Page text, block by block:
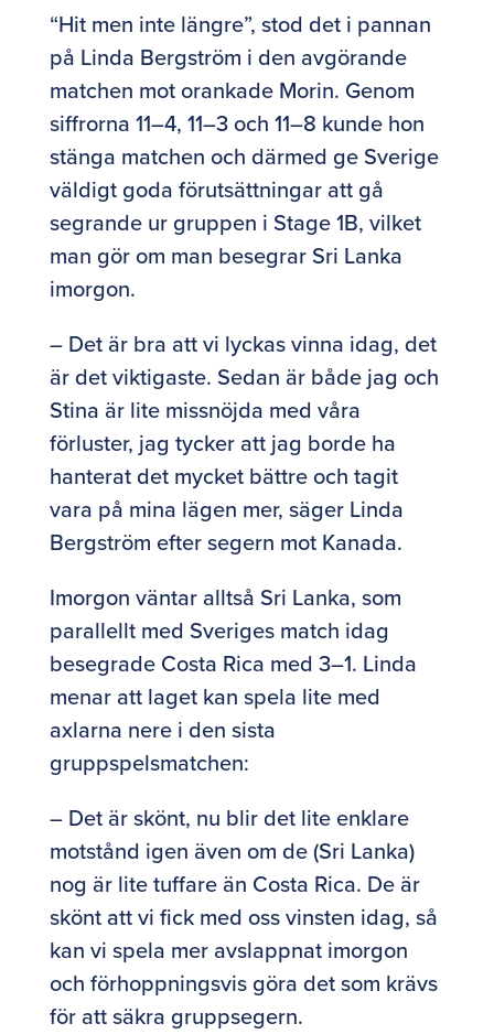
“Hit men inte längre”, stod det i pannan
på Linda Bergström i den avgörande
matchen mot orankade Morin. Genom
siffrorna 11–4, 11–3 och 11–8 kunde hon
stänga matchen och därmed ge Sverige
väldigt goda förutsättningar att gå
segrande ur gruppen i Stage 1B, vilket
man gör om man besegrar Sri Lanka
imorgon.
– Det är bra att vi lyckas vinna idag, det
är det viktigaste. Sedan är både jag och
Stina är lite missnöjda med våra
förluster, jag tycker att jag borde ha
hanterat det mycket bättre och tagit
vara på mina lägen mer, säger Linda
Bergström efter segern mot Kanada.
Imorgon väntar alltså Sri Lanka, som
parallellt med Sveriges match idag
besegrade Costa Rica med 3–1. Linda
menar att laget kan spela lite med
axlarna nere i den sista
gruppspelsmatchen:
– Det är skönt, nu blir det lite enklare
motstånd igen även om de (Sri Lanka)
nog är lite tuffare än Costa Rica. De är
skönt att vi fick med oss vinsten idag, så
kan vi spela mer avslappnat imorgon
och förhoppningsvis göra det som krävs
för att säkra gruppsegern.